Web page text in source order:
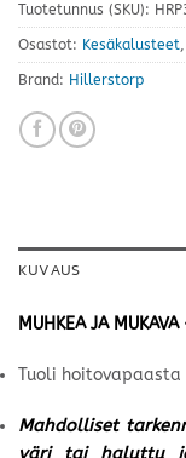
Tuotetunnus (SKU):
Osastot: Kesäkalusteet,
Brand: Hillerstorp
KUVAUS
MUHKEA JA MUKAVA
Tuoli
Mahdolliset
väri tai haluttu